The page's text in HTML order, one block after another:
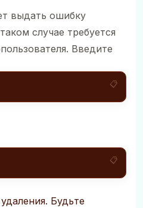
выдать ошибку
случае требуется
Введите
Будьте